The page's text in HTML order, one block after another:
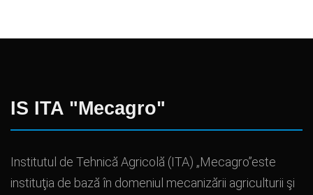
IS ITA "Mecagro"
Institutul de Tehnică Agricolă (ITA) „Mecagro”este
instituţia de bază în domeniul mecanizării agriculturii şi